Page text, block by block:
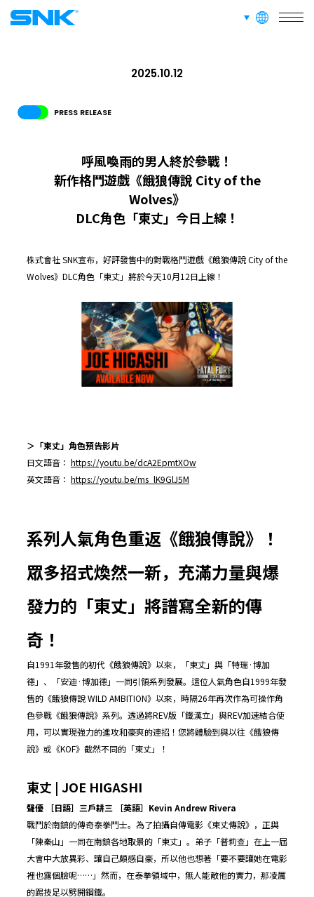
languages
PRESS RELEASE
2025.10.12
呼風喚雨的男人終於參戰！
新作格鬥遊戲《餓狼傳說 City of the
Wolves》
DLC角色「東丈」今日上線！
株式會社 SNK宣布，好評發售中的對戰格鬥遊戲《餓狼傳說 City of the
Wolves》DLC角色「東丈」將於今天10月12日上線！
＞「東丈」角色預告影片
日文語音： https://youtu.be/dcA2EpmtXOw
英文語音： https://youtu.be/ms_lK9GlJ5M
系列人氣角色重返《餓狼傳說》！
眾多招式煥然一新，充滿力量與爆
發力的「東丈」將譜寫全新的傳
奇！
自1991年發售的初代《餓狼傳說》以來，「東丈」與「特瑞·博加
德」、「安迪·博加德」一同引領系列發展。這位人氣角色自1999年發
售的《餓狼傳說 WILD AMBITION》以來，時隔26年再次作為可操作角
色參戰《餓狼傳說》系列。透過將REV版「鐵漢立」與REV加速結合使
用，可以實現強力的進攻和豪爽的連招！您將體驗到與以往《餓狼傳
說》或《KOF》截然不同的「東丈」！
東丈 | JOE HIGASHI
聲優 ［日語］三戶耕三 ［英語］Kevin Andrew Rivera
戰鬥於南鎮的傳奇泰拳鬥士。為了拍攝自傳電影《東丈傳說》，正與
「陳秦山」一同在南鎮各地取景的「東丈」。弟子「普莉查」在上一屆
大會中大放異彩、讓自己頗感自豪，所以他也想著「要不要讓她在電影
裡也露個臉呢……」然而，在泰拳領域中，無人能敵他的實力，那凌厲
的踢技足以劈開鋼鐵。